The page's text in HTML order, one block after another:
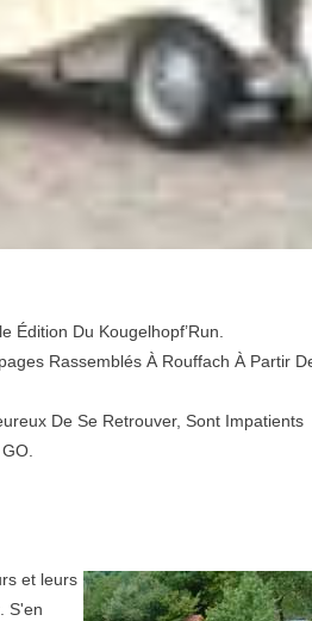
Édition Du Kougelhopf’Run.
Rassemblés À Rouffach À Partir
De Se Retrouver, Sont Impatients
et leurs
S'en